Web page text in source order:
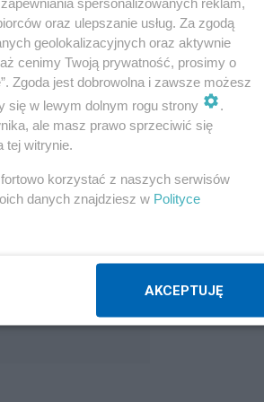
z pojawiającymi
Karol Nawrocki,
się na
2021 r., po
oraz ulepszanie usług. Za zgodą
geolokalizacyjnych oraz aktywnie
cenimy Twoją prywatność, prosimy o
Zgoda jest dobrowolna i zawsze możesz
się w lewym dolnym rogu strony
.
ale masz prawo sprzeciwić się
tej witrynie.
korzystać z naszych serwisów
danych znajdziesz w Polityce
AKCEPTUJĘ